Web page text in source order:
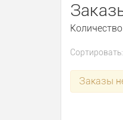
Сортировать:
Заказы